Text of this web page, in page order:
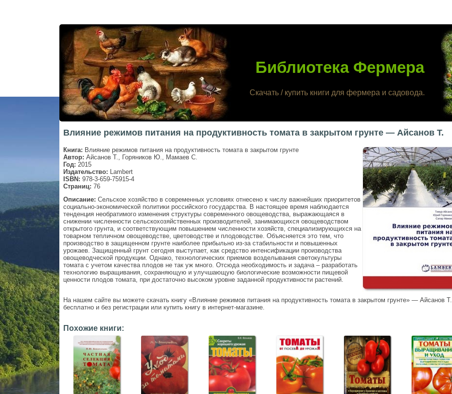
Библиотека Фермера
Скачать / купить книги для фермера и садовода.
Влияние режимов питания на продуктивность томата в закрытом грунте — Айсанов Т.
Книга: Влияние режимов питания на продуктивность томата в закрытом грунте
Автор: Айсанов Т., Горяников Ю., Мамаев С.
Год: 2015
Издательство: Lambert
ISBN: 978-3-659-75915-4
Страниц: 76
Описание: Сельское хозяйство в современных условиях отнесено к числу важнейших приоритетов
социально-экономической политики российского государства. В настоящее время наблюдается
тенденция необратимого изменения структуры современного овощеводства, выражающаяся в
снижении численности сельскохозяйственных производителей, занимающихся овощеводством
открытого грунта, и соответствующим повышением численности хозяйств, специализирующихся на
товарном тепличном овощеводстве, цветоводстве и плодоводстве. Объясняется это тем, что
производство в защищенном грунте наиболее прибыльно из-за стабильности и повышенных
урожаев. Защищенный грунт сегодня выступает, как средство интенсификации производства
овощеводческой продукции. Однако, технологических приемов возделывания светокультуры
томата с учетом качества плодов не так уж много. Отсюда необходимость и задача – разработать
технологию выращивания, сохраняющую и улучшающую биологические возможности пищевой
ценности плодов томата, при достаточно высоком уровне заданной продуктивности растений.
На нашем сайте вы можете скачать книгу «Влияние режимов питания на продуктивность томата в закрытом грунте» — Айсанов Т.
бесплатно и без регистрации или купить книгу в интернет-магазине.
Похожие книги: